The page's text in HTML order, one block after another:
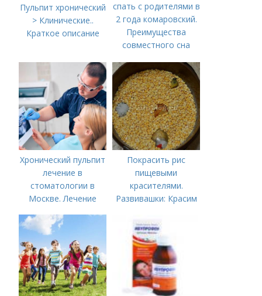
Пульпит хронический
> Клинические..
Краткое описание
спать с родителями в
2 года комаровский.
Преимущества
совместного сна
Хронический пульпит
лечение в
стоматологии в
Москве. Лечение
Московской области
Покрасить рис
пищевыми
красителями.
Развивашки: Красим
сенсорных
коробочек.